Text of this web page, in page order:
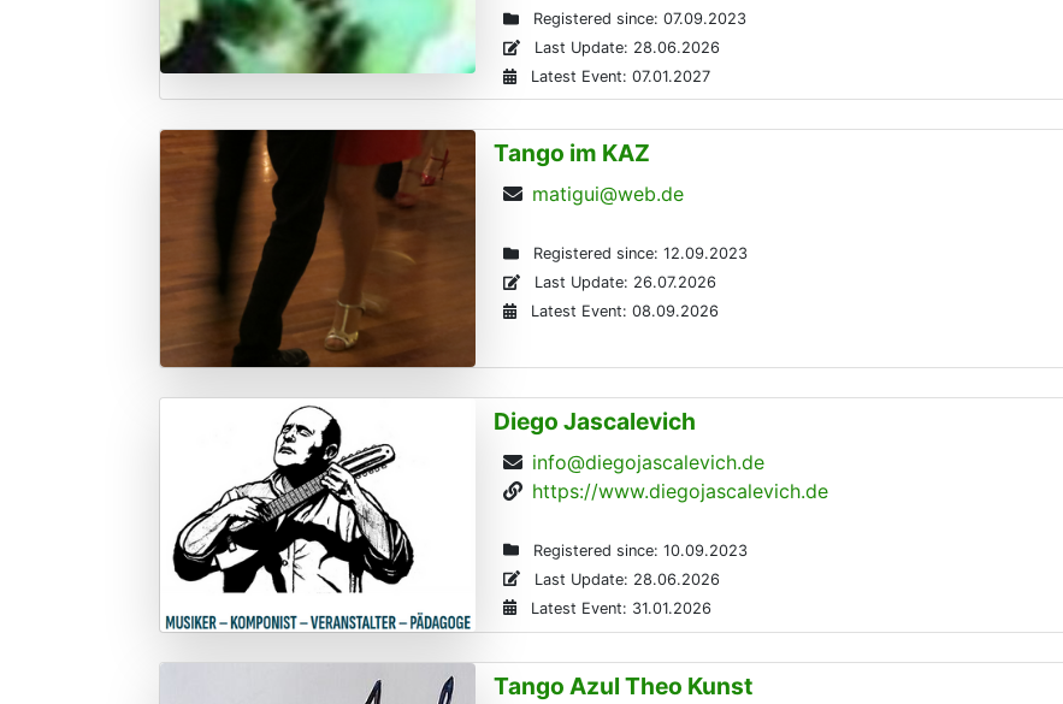
Registered since: 07.09.2023
Last Update: 28.06.2026
Latest Event: 07.01.2027
Tango im KAZ
matigui@web.de
Registered since: 12.09.2023
Last Update: 26.07.2026
Latest Event: 08.09.2026
Diego Jascalevich
info@diegojascalevich.de
https://www.diegojascalevich.de
Registered since: 10.09.2023
Last Update: 28.06.2026
Latest Event: 31.01.2026
Tango Azul Theo Kunst